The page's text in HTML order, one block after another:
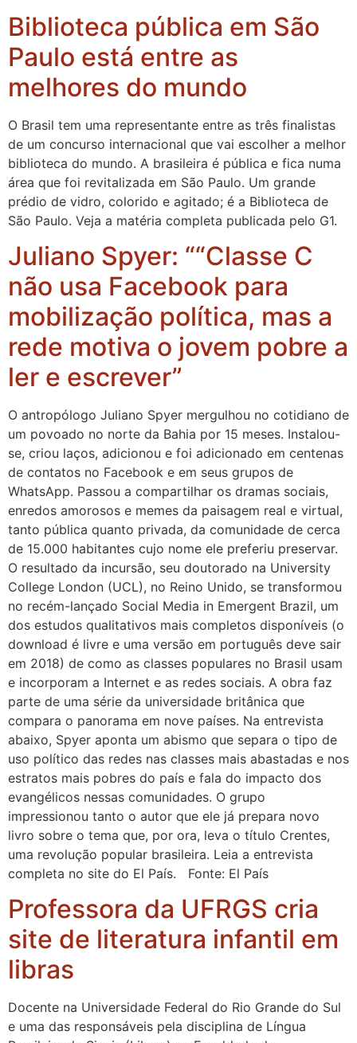
Biblioteca pública em São
Paulo está entre as
melhores do mundo
O Brasil tem uma representante entre as três finalistas
de um concurso internacional que vai escolher a melhor
biblioteca do mundo. A brasileira é pública e fica numa
área que foi revitalizada em São Paulo. Um grande
prédio de vidro, colorido e agitado; é a Biblioteca de
São Paulo. Veja a matéria completa publicada pelo G1.
Juliano Spyer: ““Classe C
não usa Facebook para
mobilização política, mas a
rede motiva o jovem pobre a
ler e escrever”
O antropólogo Juliano Spyer mergulhou no cotidiano de
um povoado no norte da Bahia por 15 meses. Instalou-
se, criou laços, adicionou e foi adicionado em centenas
de contatos no Facebook e em seus grupos de
WhatsApp. Passou a compartilhar os dramas sociais,
enredos amorosos e memes da paisagem real e virtual,
tanto pública quanto privada, da comunidade de cerca
de 15.000 habitantes cujo nome ele preferiu preservar.
O resultado da incursão, seu doutorado na University
College London (UCL), no Reino Unido, se transformou
no recém-lançado Social Media in Emergent Brazil, um
dos estudos qualitativos mais completos disponíveis (o
download é livre e uma versão em português deve sair
em 2018) de como as classes populares no Brasil usam
e incorporam a Internet e as redes sociais. A obra faz
parte de uma série da universidade britânica que
compara o panorama em nove países. Na entrevista
abaixo, Spyer aponta um abismo que separa o tipo de
uso político das redes nas classes mais abastadas e nos
estratos mais pobres do país e fala do impacto dos
evangélicos nessas comunidades. O grupo
impressionou tanto o autor que ele já prepara novo
livro sobre o tema que, por ora, leva o título Crentes,
uma revolução popular brasileira. Leia a entrevista
completa no site do El País. Fonte: El País
Professora da UFRGS cria
site de literatura infantil em
libras
Docente na Universidade Federal do Rio Grande do Sul
e uma das responsáveis pela disciplina de Língua